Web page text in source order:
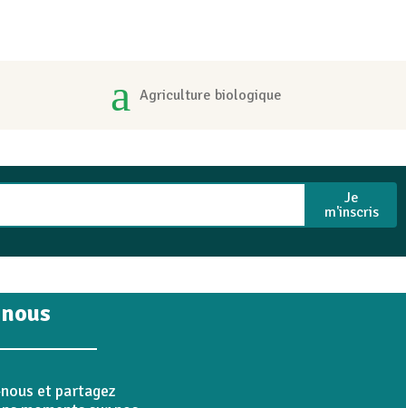
Agriculture biologique
Je
m'inscris
et partagez